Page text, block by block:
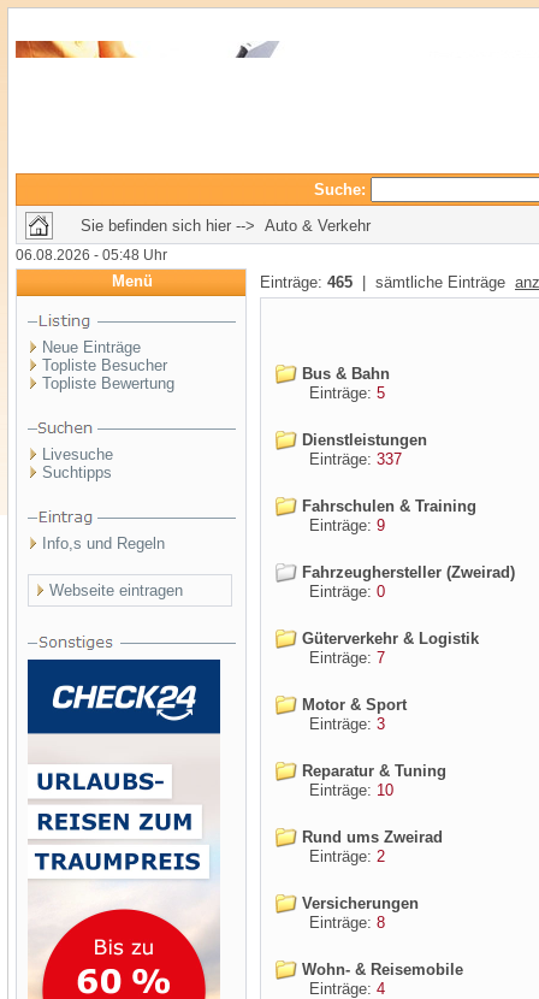
Suche:
Sie befinden sich hier --> Auto & Verkehr
06.08.2026 - 05:48 Uhr
Menü
Neue Einträge
Topliste Besucher
Topliste Bewertung
Livesuche
Suchtipps
Info,s und Regeln
Webseite eintragen
Einträge: 465 | sämtliche Einträge
Bus & Bahn
Einträge: 5
Dienstleistungen
Einträge: 337
Fahrschulen & Training
Einträge: 9
Fahrzeughersteller (Zweirad)
Einträge: 0
Güterverkehr & Logistik
Einträge: 7
Motor & Sport
Einträge: 3
Reparatur & Tuning
Einträge: 10
Rund ums Zweirad
Einträge: 2
Versicherungen
Einträge: 8
Wohn- & Reisemobile
Einträge: 4